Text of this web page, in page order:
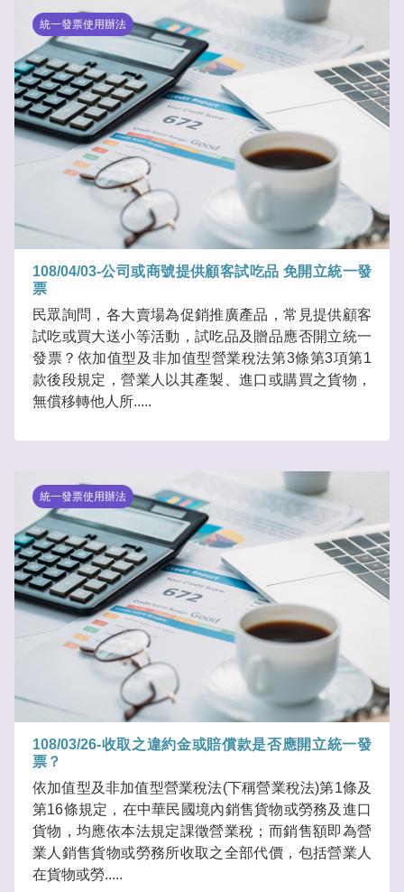
統一發票使用辦法
108/04/03-公司或商號提供顧客試吃品 免開立統一發
票
民眾詢問，各大賣場為促銷推廣產品，常見提供顧客
試吃或買大送小等活動，試吃品及贈品應否開立統一
發票？依加值型及非加值型營業稅法第3條第3項第1
款後段規定，營業人以其產製、進口或購買之貨物，
無償移轉他人所.....
統一發票使用辦法
108/03/26-收取之違約金或賠償款是否應開立統一發
票？
依加值型及非加值型營業稅法(下稱營業稅法)第1條及
第16條規定，在中華民國境內銷售貨物或勞務及進口
貨物，均應依本法規定課徵營業稅；而銷售額即為營
業人銷售貨物或勞務所收取之全部代價，包括營業人
在貨物或勞.....